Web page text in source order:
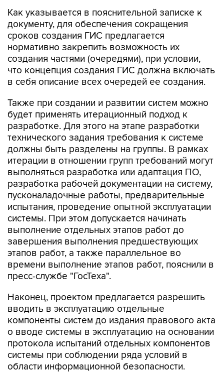
Как указывается в пояснительной записке к
документу, для обеспечения сокращения
сроков создания ГИС предлагается
нормативно закрепить возможность их
создания частями (очередями), при условии,
что концепция создания ГИС должна включать
в себя описание всех очередей ее создания.
Также при создании и развитии систем можно
будет применять итерационный подход к
разработке. Для этого на этапе разработки
технического задания требования к системе
должны быть разделены на группы. В рамках
итерации в отношении групп требований могут
выполняться разработка или адаптация ПО,
разработка рабочей документации на систему,
пусконаладочные работы, предварительные
испытания, проведение опытной эксплуатации
системы. При этом допускается начинать
выполнение отдельных этапов работ до
завершения выполнения предшествующих
этапов работ, а также параллельное во
времени выполнение этапов работ, пояснили в
пресс-службе "ГосТеха".
Наконец, проектом предлагается разрешить
вводить в эксплуатацию отдельные
компоненты систем до издания правового акта
о вводе системы в эксплуатацию на основании
протокола испытаний отдельных компонентов
системы при соблюдении ряда условий в
области информационной безопасности.